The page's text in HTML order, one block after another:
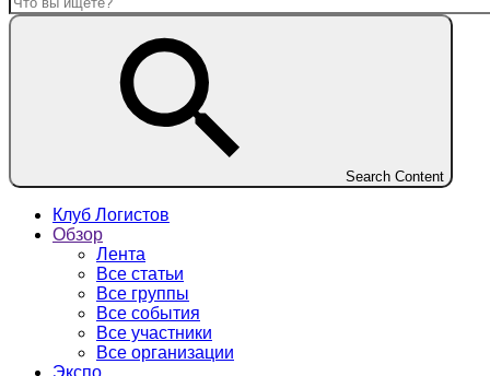
Search Content
Клуб Логистов
Обзор
Лента
Все статьи
Все группы
Все события
Все участники
Все организации
Экспо